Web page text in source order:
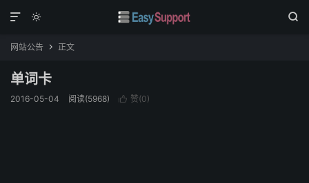
 

网站公告  正文
单词卡
2016-05-04 阅读(5968)  赞(0)